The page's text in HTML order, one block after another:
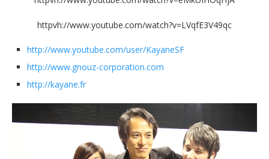
httpvh://www.youtube.com/watch?v=LVqfE3V49qc
http://www.youtube.com/user/KayaneSF
http://www.gnouz-corporation.com
http://kayane.fr